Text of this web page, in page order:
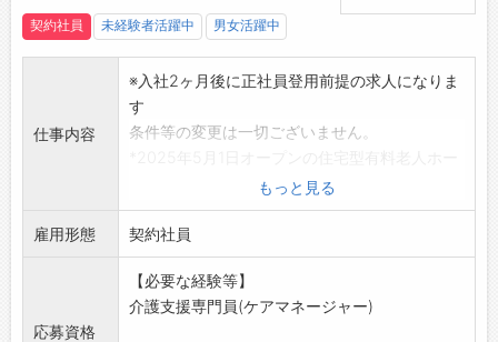
契約社員 未経験者活躍中 男女活躍中
仕事内容
※入社2ヶ月後に正社員登用前提の求人になりま
す
条件等の変更は一切ございません。
*介護サービスをご利用いただいている方々のケ
アプラン作成業務
介護保険に関係する契約書の説明、他お客様
のご入居に際して行
う事前面談等が主な業務となります。
もっと見る
雇用形態 契約社員
応募資格
【必要な経験等】
介護支援専門員(ケアマネージャー)